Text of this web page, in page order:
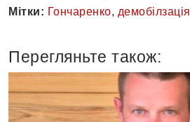
Мітки: Гончаренко, демобілзація
Перегляньте також: